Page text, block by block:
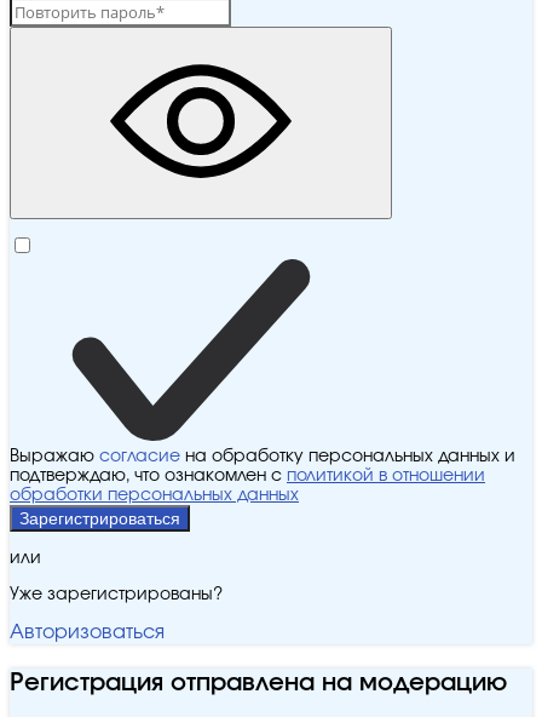
Выражаю согласие на обработку персональных данных и
подтверждаю, что ознакомлен с политикой в отношении
обработки персональных данных
Зарегистрироваться
или
Уже зарегистрированы?
Авторизоваться
Регистрация отправлена на модерацию